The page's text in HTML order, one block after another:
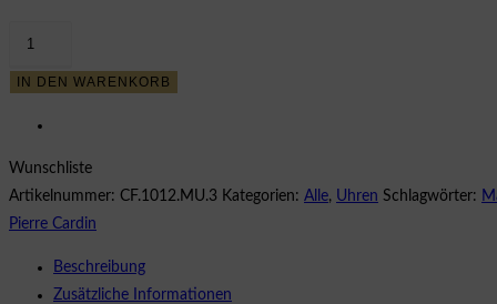
Opera
Damenuhr
Menge
IN DEN WARENKORB
Wunschliste
Artikelnummer: CF.1012.MU.3 Kategorien: Alle, Uhren Schlagwörter:
Pierre Cardin
Beschreibung
Zusätzliche Informationen